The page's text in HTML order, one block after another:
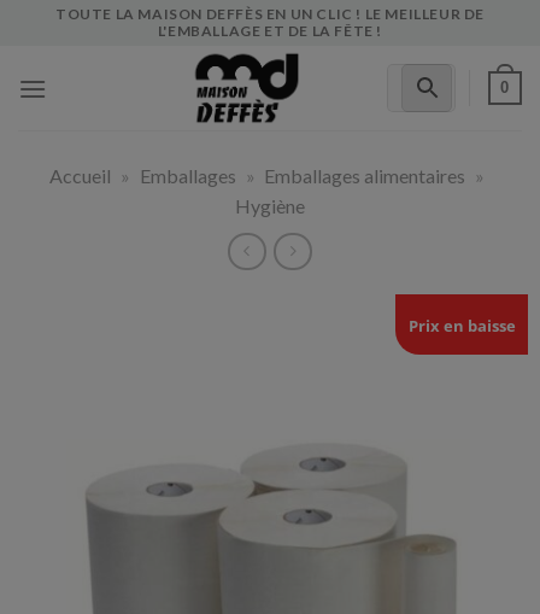
TOUTE LA MAISON DEFFÈS EN UN CLIC ! LE MEILLEUR DE
L'EMBALLAGE ET DE LA FÊTE !
0
Accueil » Emballages » Emballages alimentaires »
Hygiène
Prix en baisse